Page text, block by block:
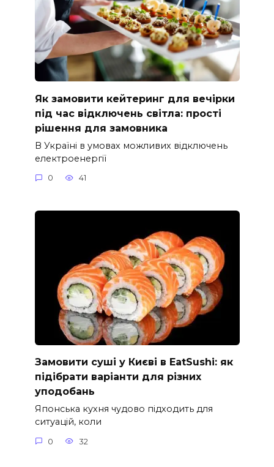
Як замовити кейтеринг для вечірки
під час відключень світла: прості
рішення для замовника
В Україні в умовах можливих відключень
електроенергії
0 41
Замовити суші у Києві в EatSushi: як
підібрати варіанти для різних
уподобань
Японська кухня чудово підходить для
ситуацій, коли
0 32